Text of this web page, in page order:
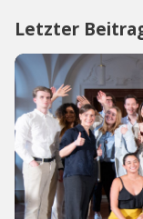
Letzter